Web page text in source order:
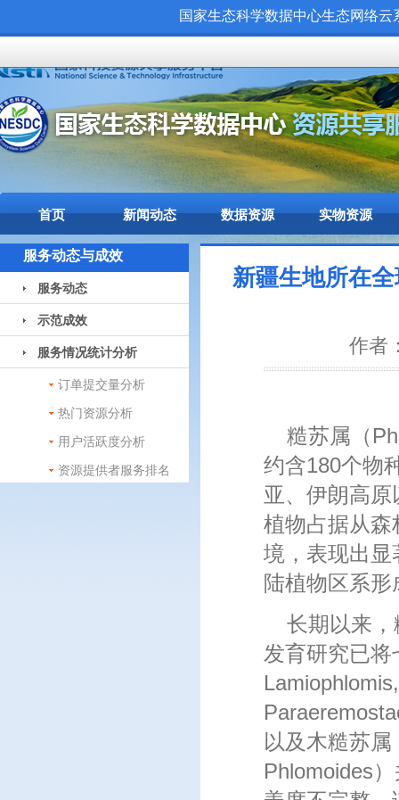
国家生态科学数据中心生态网络
首页 新闻动态 数据资源 实物资源
服务动态与成效
服务动态
示范成效
服务情况统计分析
订单提交量分析
热门资源分析
用户活跃度分析
资源提供者服务排名
新疆生地所在
作者
糙苏属（
约含180个物
亚、伊朗高
植物占据从森
境，表现出显
陆植物区系
长期以来
发育研究已
以及木糙苏
Phlomoides